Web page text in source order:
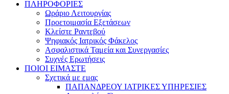
ΠΛΗΡΟΦΟΡΙΕΣ
Ωράριο Λειτουργίας
Προετοιμασία Εξετάσεων
Κλείστε Ραντεβού
Ψηφιακός Ιατρικός Φάκελος
Ασφαλιστικά Ταμεία και Συνεργασίες
Συχνές Ερωτήσεις
ΠΟΙΟΙ ΕΙΜΑΣΤΕ
Σχετικά με εμας
ΠΑΠΑΝΔΡΕΟΥ ΙΑΤΡΙΚΕΣ ΥΠΗΡΕΣΙΕΣ